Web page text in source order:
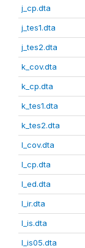
j_cp.dta
j_tes1.dta
j_tes2.dta
k_cov.dta
k_cp.dta
k_tes1.dta
k_tes2.dta
l_cov.dta
l_cp.dta
l_ed.dta
l_ir.dta
l_is.dta
l_is05.dta